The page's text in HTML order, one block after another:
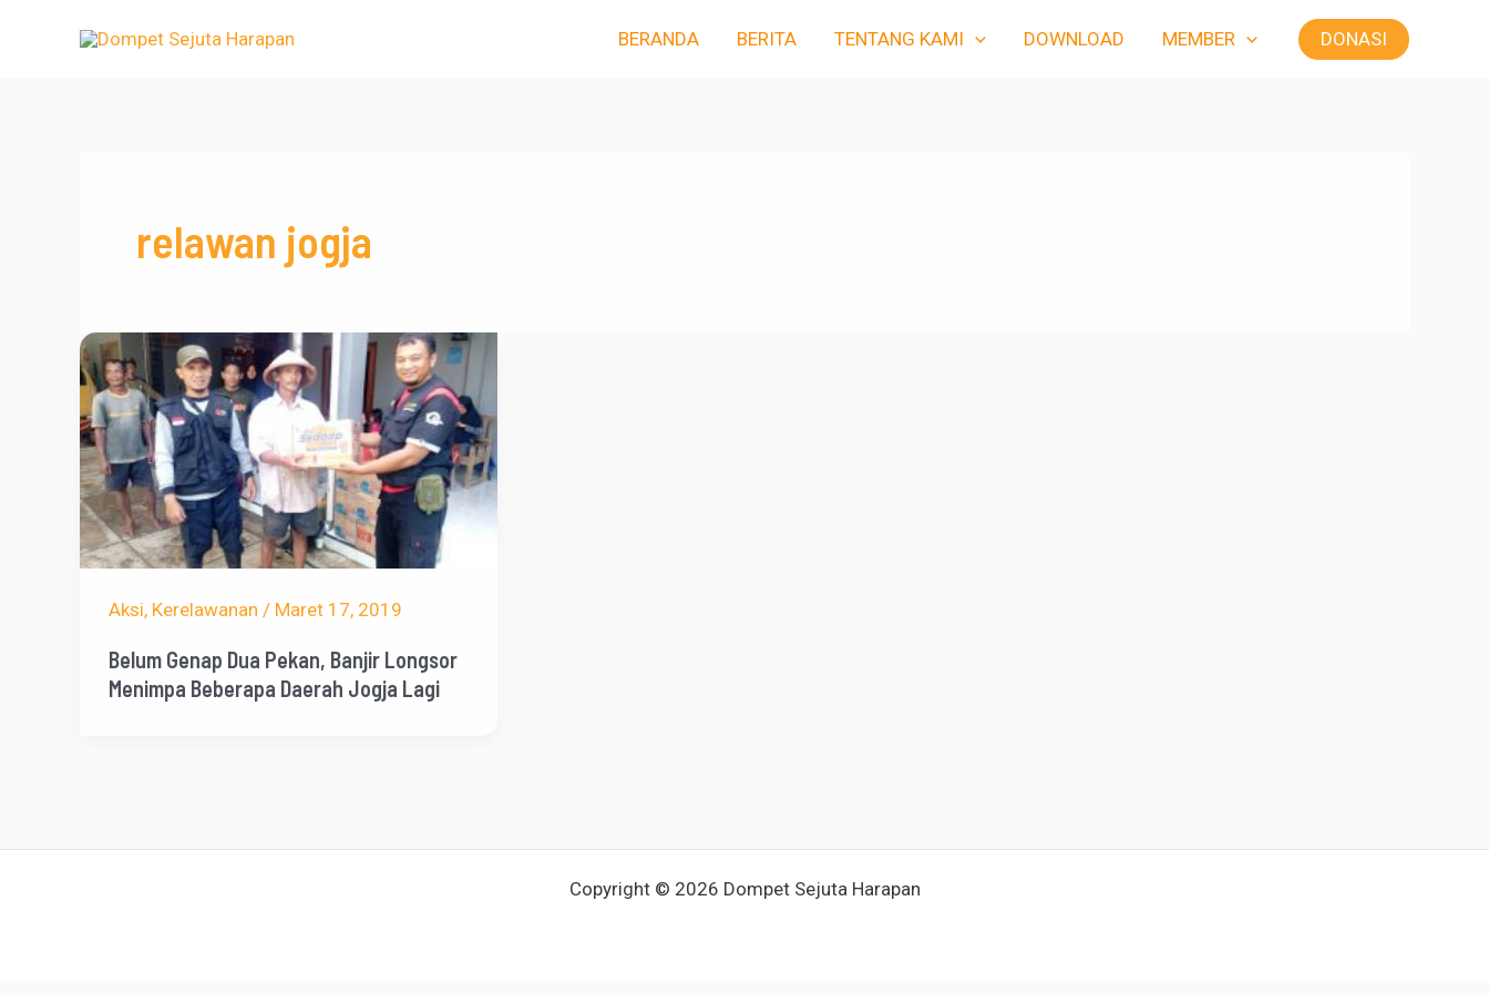
BERANDA BERITA TENTANG KAMI DOWNLOAD MEMBER DONASI
relawan jogja
Aksi, Kerelawanan / Maret 17, 2019
Belum Genap Dua Pekan, Banjir Longsor
Menimpa Beberapa Daerah Jogja Lagi
Copyright © 2026 Dompet Sejuta Harapan